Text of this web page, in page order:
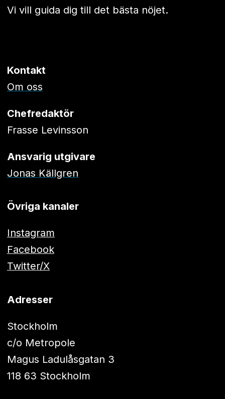
Vi vill guida dig till det bästa nöjet.
Kontakt
Om oss
Chefredaktör
Frasse Levinsson
Ansvarig utgivare
Jonas Källgren
Övriga kanaler
Instagram
Facebook
Twitter/X
Adresser
Stockholm
c/o Metropole
Magus Ladulåsgatan 3
118 63 Stockholm